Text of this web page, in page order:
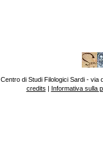
Centro di Studi Filologici Sardi - via
credits | Informativa sulla